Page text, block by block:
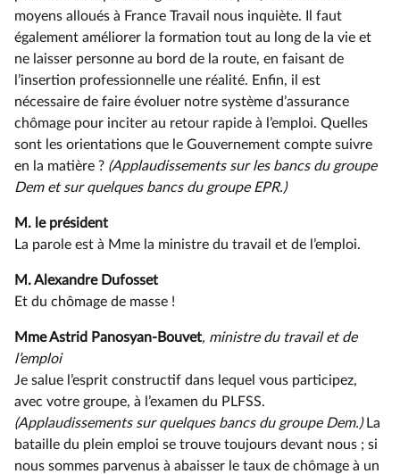
moyens alloués à France Travail nous inquiète. Il faut
également améliorer la formation tout au long de la vie et
ne laisser personne au bord de la route, en faisant de
l’insertion professionnelle une réalité. Enfin, il est
nécessaire de faire évoluer notre système d’assurance
chômage pour inciter au retour rapide à l’emploi. Quelles
sont les orientations que le Gouvernement compte suivre
en la matière ? (Applaudissements sur les bancs du groupe
Dem et sur quelques bancs du groupe EPR.)
M. le président
La parole est à Mme la ministre du travail et de l’emploi.
M. Alexandre Dufosset
Et du chômage de masse !
Mme Astrid Panosyan-Bouvet, ministre du travail et de
l’emploi
Je salue l’esprit constructif dans lequel vous participez,
avec votre groupe, à l’examen du PLFSS.
(Applaudissements sur quelques bancs du groupe Dem.)La
bataille du plein emploi se trouve toujours devant nous ; si
nous sommes parvenus à abaisser le taux de chômage à un